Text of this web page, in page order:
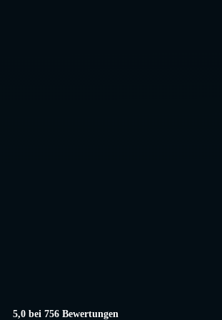
5,0 bei 756 Bewertungen